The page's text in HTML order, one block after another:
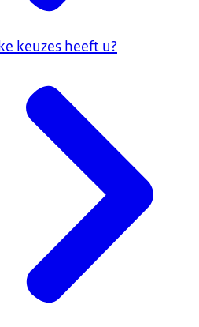
keuzes heeft u?